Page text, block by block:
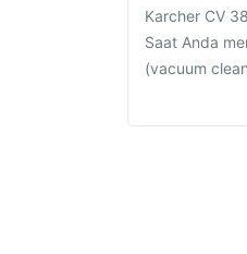
Karcher CV
Saat Anda
(vacuum